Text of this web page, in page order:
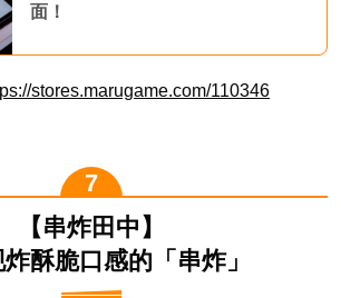
面！
stores.marugame.com/110346
【串炸田中】
酥脆口感的「串炸」